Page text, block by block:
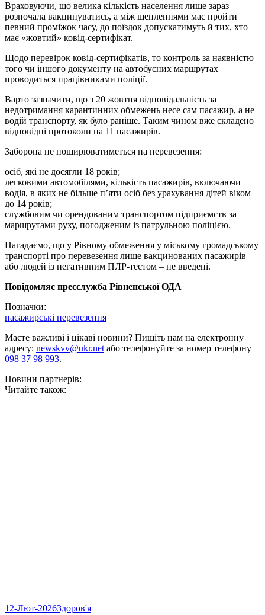
Враховуючи, що велика кількість населення лише зараз
розпочала вакцинуватись, а між щепленнями має пройти
певний проміжок часу, до поїздок допускатимуть й тих, хто
має «жовтий» ковід-сертифікат.
Щодо перевірок ковід-сертифікатів, то контроль за наявністю
того чи іншого документу на автобусних маршрутах
проводиться працівниками поліції.
Варто зазначити, що з 20 жовтня відповідальність за
недотримання карантинних обмежень несе сам пасажир, а не
водій транспорту, як було раніше. Таким чином вже складено
відповідні протоколи на 11 пасажирів.
Заборона не поширюватиметься на перевезення:
осіб, які не досягли 18 років;
легковими автомобілями, кількість пасажирів, включаючи
водія, в яких не більше п’яти осіб без урахування дітей віком
до 14 років;
службовим чи орендованим транспортом підприємств за
маршрутами руху, погодженим із патрульною поліцією.
Нагадаємо, що у Рівному обмеження у міському громадському
транспорті про перевезення лише вакцинованих пасажирів
або людей із негативним ПЛР-тестом – не введені.
Повідомляє пресслужба Рівненської ОДА
Позначки:
пасажирські перевезення
Маєте важливі і цікаві новини? Пишіть нам на електронну
адресу: newskvv@ukr.netабо телефонуйте за номер телефону
098 37 98 993.
Новини партнерів:
Читайте також:
12-Лют-2026Здоров'я